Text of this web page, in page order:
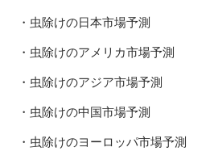
・虫除けの日本市場予測
・虫除けのアメリカ市場予測
・虫除けのアジア市場予測
・虫除けの中国市場予測
・虫除けのヨーロッパ市場予測